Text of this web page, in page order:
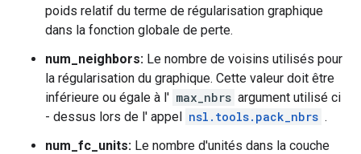
poids relatif du terme de régularisation graphique
dans la fonction globale de perte.
num_neighbors: Le nombre de voisins utilisés pour
la régularisation du graphique. Cette valeur doit être
inférieure ou égale à l' max_nbrs argument utilisé ci
- dessus lors de l' appel nsl.tools.pack_nbrs .
num_fc_units: Le nombre d'unités dans la couche